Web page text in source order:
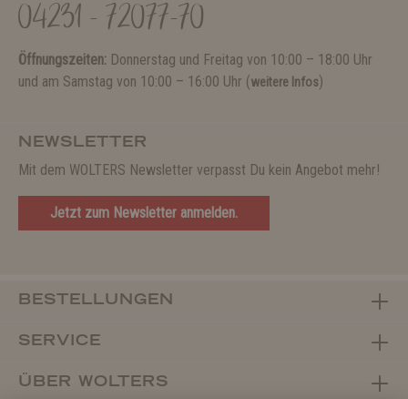
04231 - 72077-70
Öffnungszeiten: Donnerstag und Freitag von 10:00 – 18:00 Uhr
und am Samstag von 10:00 – 16:00 Uhr (weitere Infos)
NEWSLETTER
Mit dem WOLTERS Newsletter verpasst Du kein Angebot mehr!
Jetzt zum Newsletter anmelden.
BESTELLUNGEN
SERVICE
ÜBER WOLTERS